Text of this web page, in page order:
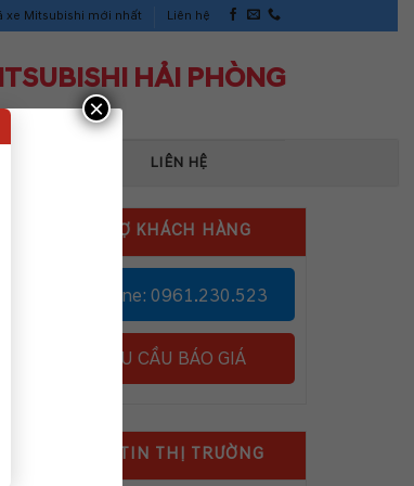
xe Mitsubishi mới nhất Liên hệ
HẢI PHÒNG
KIỆN LIÊN HỆ
HỖ TRỢ KHÁCH HÀNG
Hotline: 0961.230.523
YÊU CẦU BÁO GIÁ
THÔNG TIN THỊ TRƯỜNG
×